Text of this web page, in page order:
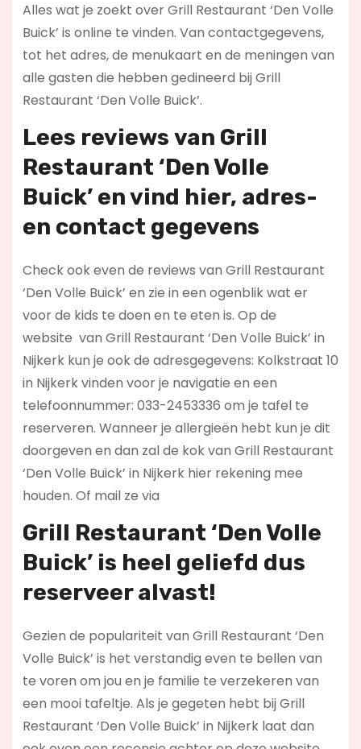
Alles wat je zoekt over Grill Restaurant ‘Den Volle
Buick’ is online te vinden. Van contactgegevens,
tot het adres, de menukaart en de meningen van
alle gasten die hebben gedineerd bij Grill
Restaurant ‘Den Volle Buick’.
Lees reviews van Grill
Restaurant ‘Den Volle
Buick’ en vind hier, adres-
en contact gegevens
Check ook even de reviews van Grill Restaurant
‘Den Volle Buick’ en zie in een ogenblik wat er
voor de kids te doen en te eten is. Op de
website van Grill Restaurant ‘Den Volle Buick’ in
Nijkerk kun je ook de adresgegevens: Kolkstraat 10
in Nijkerk vinden voor je navigatie en een
telefoonnummer: 033-2453336 om je tafel te
reserveren. Wanneer je allergieën hebt kun je dit
doorgeven en dan zal de kok van Grill Restaurant
‘Den Volle Buick’ in Nijkerk hier rekening mee
houden. Of mail ze via
Grill Restaurant ‘Den Volle
Buick’ is heel geliefd dus
reserveer alvast!
Gezien de populariteit van Grill Restaurant ‘Den
Volle Buick’ is het verstandig even te bellen van
te voren om jou en je familie te verzekeren van
een mooi tafeltje. Als je gegeten hebt bij Grill
Restaurant ‘Den Volle Buick’ in Nijkerk laat dan